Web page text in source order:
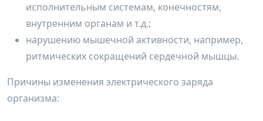
исполнительным системам, конечностям,
внутренним органам и т.д.;
нарушению мышечной активности, например,
ритмических сокращений сердечной мышцы.
Причины изменения электрического заряда
организма: